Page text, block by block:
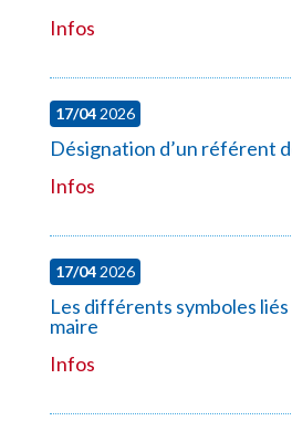
Infos
17/042026
Désignation d’un référent
Infos
17/042026
Les différents symboles
maire
Infos